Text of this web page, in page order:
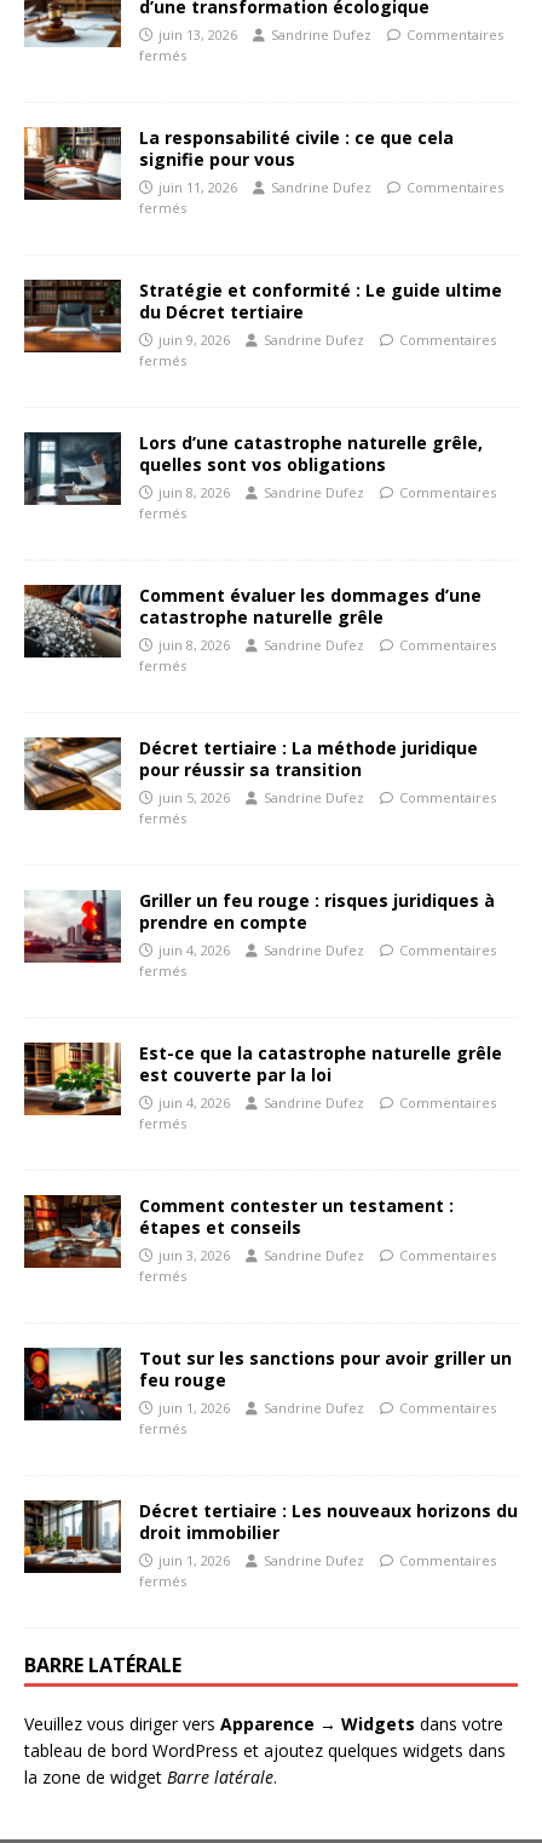
d’une transformation écologique
juin 13, 2026 Sandrine Dufez
Commentaires
fermés
La responsabilité civile : ce que cela
signifie pour vous
juin 11, 2026 Sandrine Dufez
Commentaires
fermés
Stratégie et conformité : Le guide ultime
du Décret tertiaire
juin 9, 2026 Sandrine Dufez
Commentaires
fermés
Lors d’une catastrophe naturelle grêle,
quelles sont vos obligations
juin 8, 2026 Sandrine Dufez
Commentaires
fermés
Comment évaluer les dommages d’une
catastrophe naturelle grêle
juin 8, 2026 Sandrine Dufez
Commentaires
fermés
Décret tertiaire : La méthode juridique
pour réussir sa transition
juin 5, 2026 Sandrine Dufez
Commentaires
fermés
Griller un feu rouge : risques juridiques à
prendre en compte
juin 4, 2026 Sandrine Dufez
Commentaires
fermés
Est-ce que la catastrophe naturelle grêle
est couverte par la loi
juin 4, 2026 Sandrine Dufez
Commentaires
fermés
Comment contester un testament :
étapes et conseils
juin 3, 2026 Sandrine Dufez
Commentaires
fermés
Tout sur les sanctions pour avoir griller un
feu rouge
juin 1, 2026 Sandrine Dufez
Commentaires
fermés
Décret tertiaire : Les nouveaux horizons du
droit immobilier
juin 1, 2026 Sandrine Dufez
Commentaires
fermés
BARRE LATÉRALE
Veuillez vous diriger vers Apparence → Widgets dans votre
tableau de bord WordPress et ajoutez quelques widgets dans
la zone de widget Barre latérale.